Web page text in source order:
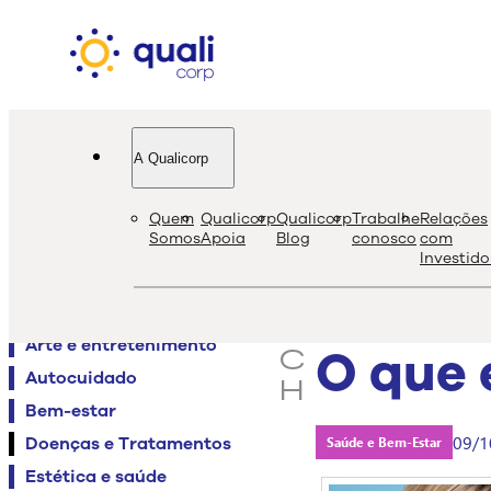
A Qualicorp
Quem
Somos
Qualicorp
Apoia
Qualicorp
Blog
Trabalhe
conosco
Relações
com
s
a
c
h
Arte e entretenimento
Autocuidado
Bem-estar
Doenças e Tratamentos
Estética e saúde
quali
O que
Saúde e Bem-Estar 09/